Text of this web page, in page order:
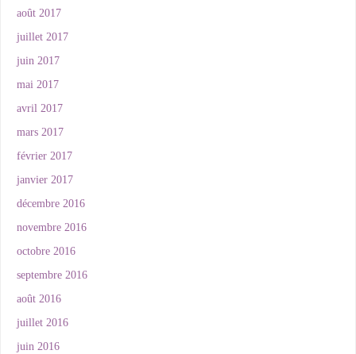
août 2017
juillet 2017
juin 2017
mai 2017
avril 2017
mars 2017
février 2017
janvier 2017
décembre 2016
novembre 2016
octobre 2016
septembre 2016
août 2016
juillet 2016
juin 2016